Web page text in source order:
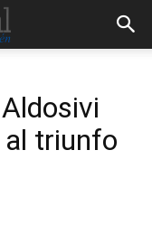
al triunfo